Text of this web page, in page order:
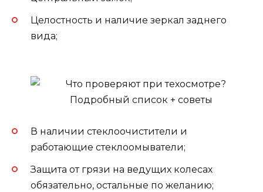
Целостность и наличие зеркал заднего
вида;
В наличии стеклоочистители и
работающие стеклоомыватели;
Защита от грязи на ведущих колесах
обязательно, остальные по желанию;